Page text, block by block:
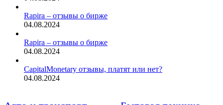
Rapira – отзывы о бирже
04.08.2024
Rapira – отзывы о бирже
04.08.2024
CapitalMonetary отзывы, платят или нет?
04.08.2024